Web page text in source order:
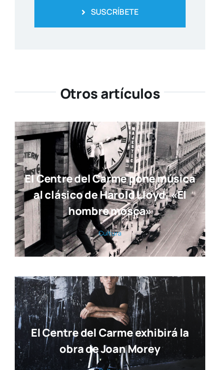
SUSCRÍBETE
Otros artículos
El Centre del Carme pone música
al clásico de Harold Lloyd, «El
hombre mosca»
Cul­tu­ra
El Centre del Carme exhibirá la
obra de Joan Morey